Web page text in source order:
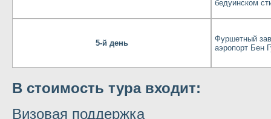
бедуинском
5-й день
Фуршетный
аэропорт Бен
В стоимость тура входит:
Визовая поддержка